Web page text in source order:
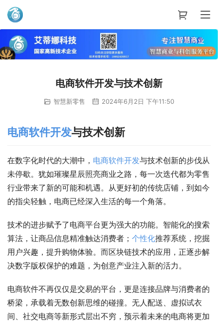
艾蒂娜科技
电商软件开发与技术创新
智慧新零售 2024年6月2日 下午11:50
电商软件开发与技术创新
在数字化时代的大潮中， 电商软件开发与技术创新的步伐从
未停歇。犹如璀璨星辰照亮商业之路，每一次迭代都为零售
行业带来了新的可能和机遇。从更好初的传统店铺，到如今
的指尖轻触，电商已经深入生活的每一个角落。
技术的进步赋予了电商平台更为强大的功能。智能化的搜索
算法，让商品信息精准触达消费者； 个性化推荐系统，挖掘
用户兴趣，提升购物体验。而区块链技术的应用，正逐步解
决数字版权保护的难题，为创意产业注入新的活力。
电商软件不再仅仅是交易的平台，更是连接品牌与消费者的
桥梁，承载着无数创新思维的碰撞。无人配送、虚拟试衣
间、社交电商等新形式层出不穷，预示着未来的电商将更加